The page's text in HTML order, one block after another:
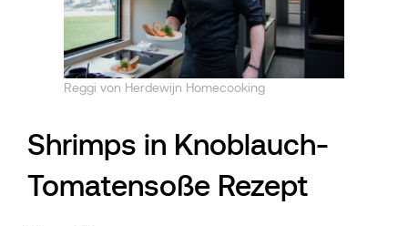
Reggi von Herdewijn Homecooking
Shrimps in Knoblauch-
Tomatensoße Rezept